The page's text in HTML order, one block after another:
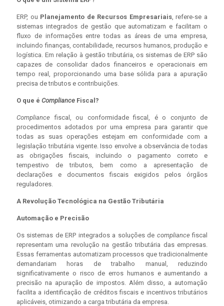
ERP, ou Planejamento de Recursos Empresariais, refere-se a
sistemas integrados de gestão que automatizam e facilitam o
fluxo de informações entre todas as áreas de uma empresa,
incluindo finanças, contabilidade, recursos humanos, produção e
logística. Em relação à gestão tributária, os sistemas de ERP são
capazes de consolidar dados financeiros e operacionais em
tempo real, proporcionando uma base sólida para a apuração
precisa de tributos e contribuições.
O que é Compliance Fiscal?
Compliance fiscal, ou conformidade fiscal, é o conjunto de
procedimentos adotados por uma empresa para garantir que
todas as suas operações estejam em conformidade com a
legislação tributária vigente. Isso envolve a observância de todas
as obrigações fiscais, incluindo o pagamento correto e
tempestivo de tributos, bem como a apresentação de
declarações e documentos fiscais exigidos pelos órgãos
reguladores.
A Revolução Tecnológica na Gestão Tributária
Automação e Precisão
Os sistemas de ERP integrados a soluções de compliancefiscal
representam uma revolução na gestão tributária das empresas.
Essas ferramentas automatizam processos que tradicionalmente
demandariam horas de trabalho manual, reduzindo
significativamente o risco de erros humanos e aumentando a
precisão na apuração de impostos. Além disso, a automação
facilita a identificação de créditos fiscais e incentivos tributários
aplicáveis, otimizando a carga tributária da empresa.